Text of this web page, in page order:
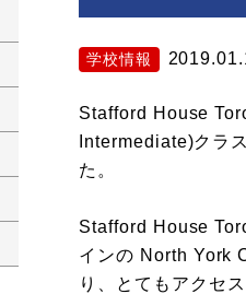
学校情報
Stafford House
Intermediate)クラ
た。
Stafford House
インの North York
り、とてもアクセ